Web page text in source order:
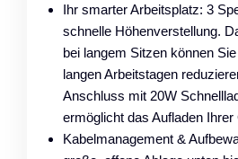
Ihr smarter Arbeitsplatz: 3
schnelle Höhenverstellung.
bei langem Sitzen können
langen Arbeitstagen
Anschluss mit 20W
ermöglicht das Aufladen Ihrer
Kabelmanagement &